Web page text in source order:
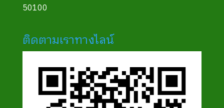
50100
ติดตามเราทางไลน์